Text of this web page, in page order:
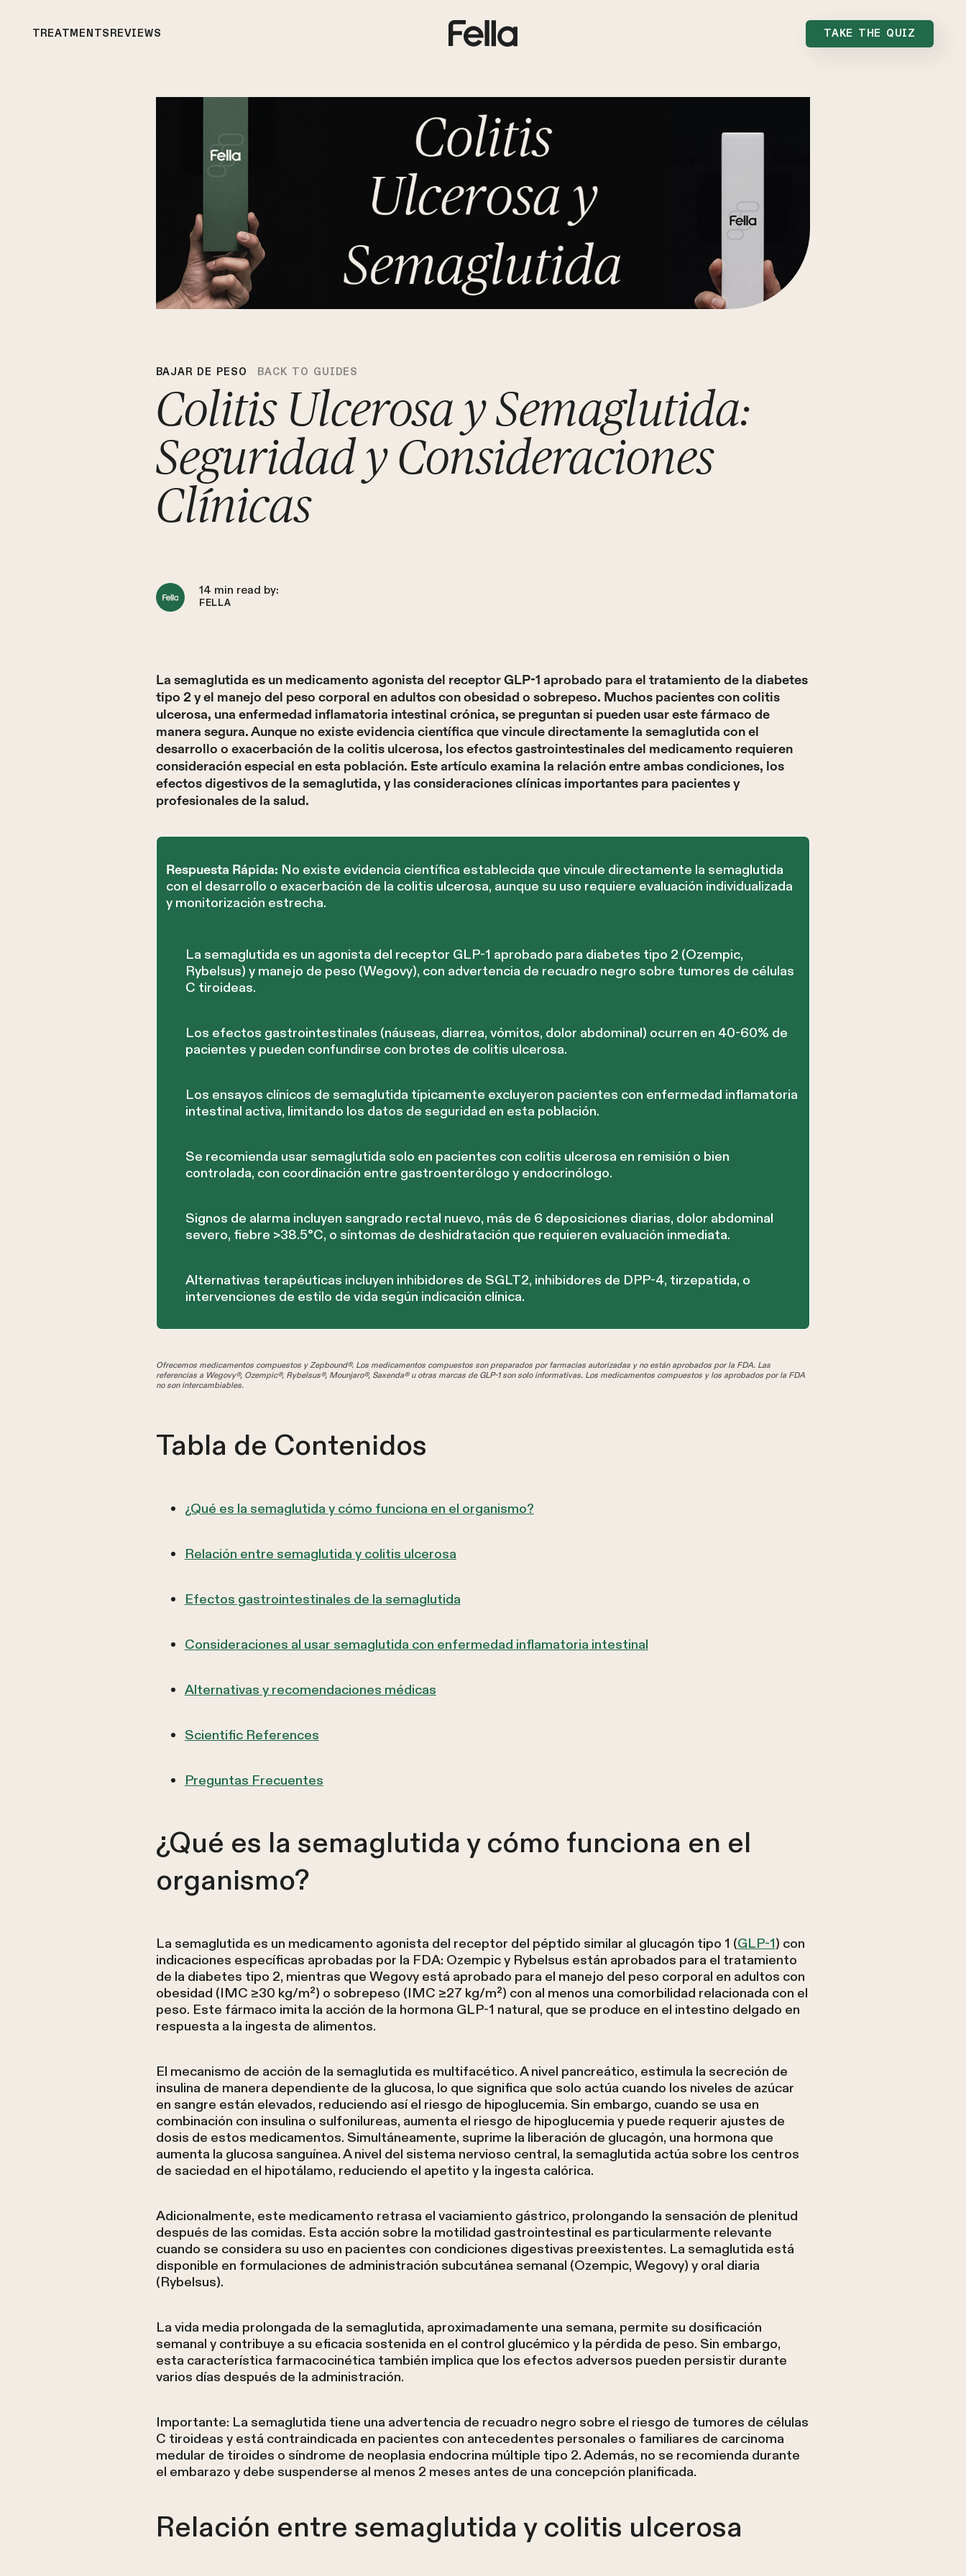
TREATMENTSREVIEWS TAKE THE QUIZ
BAJAR DE PESO BACK TO GUIDES
Colitis Ulcerosa y Semaglutida:
Seguridad y Consideraciones
Clínicas
14 min read by:
FELLA
La semaglutida es un medicamento agonista del receptor GLP-1 aprobado para el tratamiento de la diabetes
tipo 2 y el manejo del peso corporal en adultos con obesidad o sobrepeso. Muchos pacientes con colitis
ulcerosa, una enfermedad inflamatoria intestinal crónica, se preguntan si pueden usar este fármaco de
manera segura. Aunque no existe evidencia científica que vincule directamente la semaglutida con el
desarrollo o exacerbación de la colitis ulcerosa, los efectos gastrointestinales del medicamento requieren
consideración especial en esta población. Este artículo examina la relación entre ambas condiciones, los
efectos digestivos de la semaglutida, y las consideraciones clínicas importantes para pacientes y
profesionales de la salud.
Respuesta Rápida: No existe evidencia científica establecida que vincule directamente la semaglutida
con el desarrollo o exacerbación de la colitis ulcerosa, aunque su uso requiere evaluación individualizada
y monitorización estrecha.
La semaglutida es un agonista del receptor GLP-1 aprobado para diabetes tipo 2 (Ozempic,
Rybelsus) y manejo de peso (Wegovy), con advertencia de recuadro negro sobre tumores de células
C tiroideas.
Los efectos gastrointestinales (náuseas, diarrea, vómitos, dolor abdominal) ocurren en 40-60% de
pacientes y pueden confundirse con brotes de colitis ulcerosa.
Los ensayos clínicos de semaglutida típicamente excluyeron pacientes con enfermedad inflamatoria
intestinal activa, limitando los datos de seguridad en esta población.
Se recomienda usar semaglutida solo en pacientes con colitis ulcerosa en remisión o bien
controlada, con coordinación entre gastroenterólogo y endocrinólogo.
Signos de alarma incluyen sangrado rectal nuevo, más de 6 deposiciones diarias, dolor abdominal
severo, fiebre >38.5°C, o síntomas de deshidratación que requieren evaluación inmediata.
Alternativas terapéuticas incluyen inhibidores de SGLT2, inhibidores de DPP-4, tirzepatida, o
intervenciones de estilo de vida según indicación clínica.
Ofrecemos medicamentos compuestos y Zepbound®. Los medicamentos compuestos son preparados por farmacias autorizadas y no están aprobados por la FDA. Las
referencias a Wegovy®, Ozempic®, Rybelsus®, Mounjaro®, Saxenda® u otras marcas de GLP-1 son solo informativas. Los medicamentos compuestos y los aprobados por la FDA
no son intercambiables.
Tabla de Contenidos
¿Qué es la semaglutida y cómo funciona en el organismo?
Relación entre semaglutida y colitis ulcerosa
Efectos gastrointestinales de la semaglutida
Consideraciones al usar semaglutida con enfermedad inflamatoria intestinal
Alternativas y recomendaciones médicas
Scientific References
Preguntas Frecuentes
¿Qué es la semaglutida y cómo funciona en el
organismo?
La semaglutida es un medicamento agonista del receptor del péptido similar al glucagón tipo 1 (GLP-1) con
indicaciones específicas aprobadas por la FDA: Ozempic y Rybelsus están aprobados para el tratamiento
de la diabetes tipo 2, mientras que Wegovy está aprobado para el manejo del peso corporal en adultos con
obesidad (IMC ≥30 kg/m²) o sobrepeso (IMC ≥27 kg/m²) con al menos una comorbilidad relacionada con el
peso. Este fármaco imita la acción de la hormona GLP-1 natural, que se produce en el intestino delgado en
respuesta a la ingesta de alimentos.
El mecanismo de acción de la semaglutida es multifacético. A nivel pancreático, estimula la secreción de
insulina de manera dependiente de la glucosa, lo que significa que solo actúa cuando los niveles de azúcar
en sangre están elevados, reduciendo así el riesgo de hipoglucemia. Sin embargo, cuando se usa en
combinación con insulina o sulfonilureas, aumenta el riesgo de hipoglucemia y puede requerir ajustes de
dosis de estos medicamentos. Simultáneamente, suprime la liberación de glucagón, una hormona que
aumenta la glucosa sanguínea. A nivel del sistema nervioso central, la semaglutida actúa sobre los centros
de saciedad en el hipotálamo, reduciendo el apetito y la ingesta calórica.
Adicionalmente, este medicamento retrasa el vaciamiento gástrico, prolongando la sensación de plenitud
después de las comidas. Esta acción sobre la motilidad gastrointestinal es particularmente relevante
cuando se considera su uso en pacientes con condiciones digestivas preexistentes. La semaglutida está
disponible en formulaciones de administración subcutánea semanal (Ozempic, Wegovy) y oral diaria
(Rybelsus).
La vida media prolongada de la semaglutida, aproximadamente una semana, permite su dosificación
semanal y contribuye a su eficacia sostenida en el control glucémico y la pérdida de peso. Sin embargo,
esta característica farmacocinética también implica que los efectos adversos pueden persistir durante
varios días después de la administración.
Importante: La semaglutida tiene una advertencia de recuadro negro sobre el riesgo de tumores de células
C tiroideas y está contraindicada en pacientes con antecedentes personales o familiares de carcinoma
medular de tiroides o síndrome de neoplasia endocrina múltiple tipo 2. Además, no se recomienda durante
el embarazo y debe suspenderse al menos 2 meses antes de una concepción planificada.
Relación entre semaglutida y colitis ulcerosa